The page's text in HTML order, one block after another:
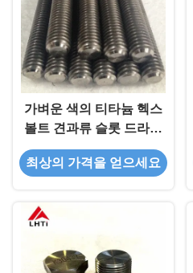
가벼운 색의 티타늄 헥스
볼트 견과류 슬롯 드라이
브 유형
최상의 가격을 얻으세요